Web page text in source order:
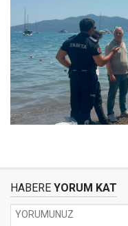
HABERE YORUM KAT